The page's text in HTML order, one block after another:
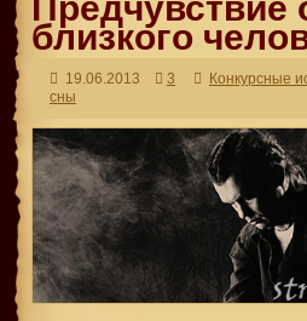
близкого
19.06.2013 3 Конкурсные
сны